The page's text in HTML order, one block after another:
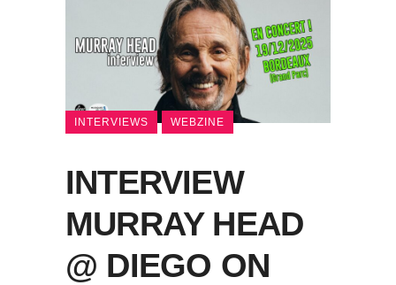
INTERVIEWS WEBZINE
INTERVIEW
MURRAY HEAD
@ DIEGO ON